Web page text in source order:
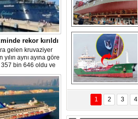
rekor kırıldı
gelen kruvaziyer
yılın aynı ayına göre
bin 646 oldu ve
en yüksek sayıya
Çeksan Tersanesi,
Başaran Bayrak
tankerini suya
indirdi
Göçmenlerin
imdadına Türk
sahipli MINA DENIZ
yetişti
1 2 3 4